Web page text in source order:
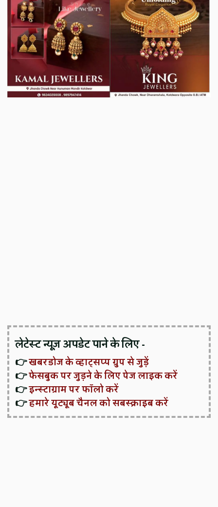
लेटेस्ट न्यूज़ अपडेट पाने के लिए -
👉खबरडोज के व्हाट्सप्प ग्रुप से जुड़ें
👉फेसबुक पर जुड़ने के लिए पेज लाइक करें
👉इन्स्टाग्राम पर फॉलो करें
👉हमारे यूट्यूब चैनल को सबस्क्राइब करें